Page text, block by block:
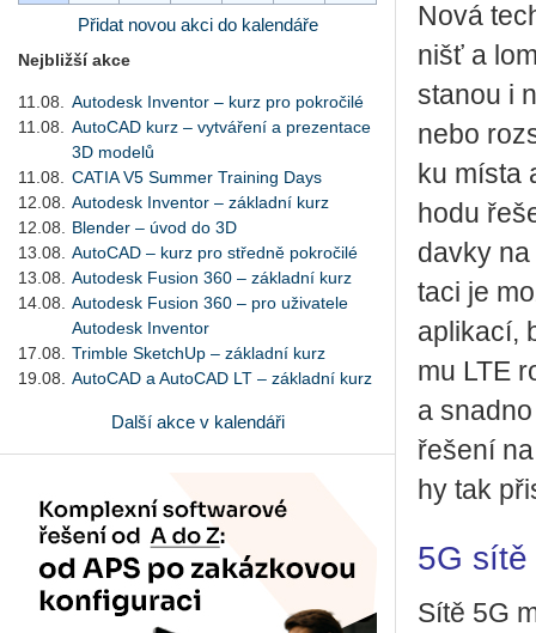
Přidat novou akci do kalendáře
Nejbližší akce
11.08.
Autodesk Inventor – kurz pro pokročilé
11.08.
AutoCAD kurz – vytváření a prezentace
3D modelů
11.08.
CATIA V5 Summer Training Days
12.08.
Autodesk Inventor – základní kurz
12.08.
Blender – úvod do 3D
13.08.
AutoCAD – kurz pro středně pokročilé
13.08.
Autodesk Fusion 360 – základní kurz
14.08.
Autodesk Fusion 360 – pro uživatele
Autodesk Inventor
17.08.
Trimble SketchUp – základní kurz
19.08.
AutoCAD a AutoCAD LT – základní kurz
Další akce v kalendáři
Nová
nišť a
sta­nou i
nebo
ku místa
ho­du
dav­ky
ta­ci je
apli­ka­cí,
mu LTE
a
ře­še­ní
hy tak
5G
Sítě 5G